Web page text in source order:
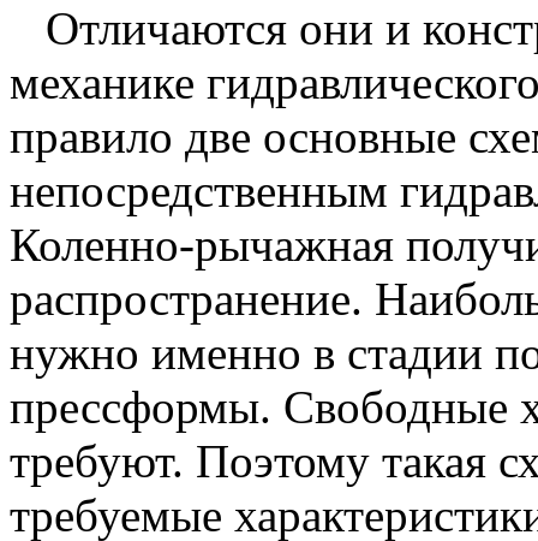
Отличаются они и
механике
правило две основные
непосредственным
Коленно-рычажная
распространение.
нужно именно в стадии
прессформы. Свободные
требуют. Поэтому такая
требуемые